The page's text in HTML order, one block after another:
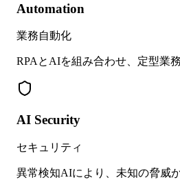
Automation
業務自動化
RPAとAIを組み合わせ、定型業
AI Security
セキュリティ
異常検知AIにより、未知の脅威